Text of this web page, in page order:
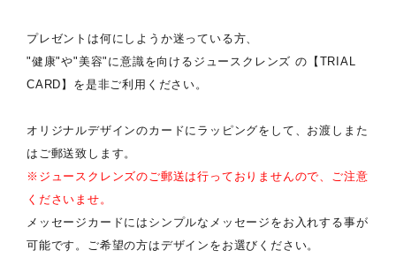
プレゼントは何にしようか迷っている方、
"健康"や"美容"に意識を向けるジュースクレンズ の 【TRIAL
CARD】 を是非ご利用ください。
オリジナルデザインのカードにラッピングをして、お渡しまた
はご郵送致します。
※ジュースクレンズのご郵送は行っておりませんので、ご注意
くださいませ。
メッセージカードにはシンプルなメッセージをお入れする事が
可能です。ご希望の方はデザインをお選びください。